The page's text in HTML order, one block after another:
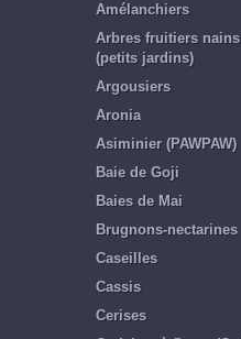
Amélanchiers
Arbres fruitiers nains
(petits jardins)
Argousiers
Aronia
Asiminier (PAWPAW)
Baie de Goji
Baies de Mai
Brugnons-nectarines
Caseilles
Cassis
Cerises